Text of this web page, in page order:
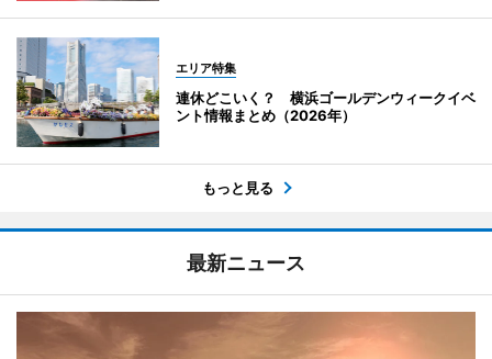
エリア特集
連休どこいく？ 横浜ゴールデンウィークイベ
ント情報まとめ（2026年）
もっと見る
最新ニュース